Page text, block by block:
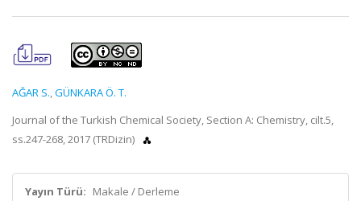
AĞAR S.,GÜNKARA Ö. T.
Journal of the Turkish Chemical Society, Section A: Chemistry, cilt.5,
ss.247-268, 2017 (TRDizin)
Yayın Türü: Makale / Derleme